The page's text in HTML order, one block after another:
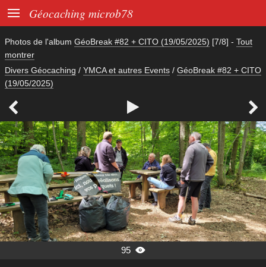
 Géocaching microb78
Photos de l'album GéoBreak #82 + CITO (19/05/2025) [7/8] - Tout
montrer
Divers Géocaching / YMCA et autres Events / GéoBreak #82 + CITO
(19/05/2025)
  
95 